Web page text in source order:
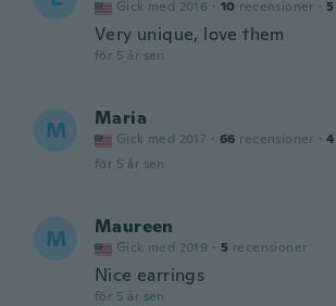
Gick med 2016 · 10 recensioner · 5
Very unique, love them
för 5 år sen
M Maria
Gick med 2017 · 66 recensioner · 4
för 5 år sen
M Maureen
Gick med 2019 · 5 recensioner
Nice earrings
för 5 år sen